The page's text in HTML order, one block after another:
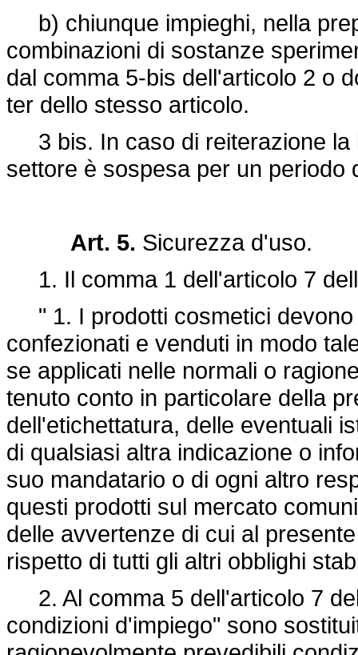
b) chiunque impieghi, nella
combinazioni di sostanze
dal comma 5-bis dell'articolo 2 o
ter dello stesso articolo.
3 bis. In caso di reiterazione la
settore è sospesa per un periodo
Art. 5. Sicurezza d'uso.
1. Il comma 1 dell'articolo 7
" 1. I prodotti cosmetici devono
confezionati e venduti in modo
se applicati nelle normali o
tenuto conto in particolare della
dell'etichettatura, delle eventuali
di qualsiasi altra indicazione o
suo mandatario o di ogni altro
questi prodotti sul mercato
delle avvertenze di cui al
rispetto di tutti gli altri obblighi
2. Al comma 5 dell'articolo 7
condizioni d'impiego" sono